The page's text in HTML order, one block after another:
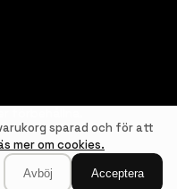
sparad och för att
mer om cookies.
Avböj Acceptera